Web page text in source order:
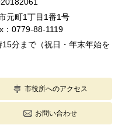
元町1丁目1番1号
0779-88-1119
分まで（祝日・年末年始を
市役所へのアクセス
お問い合わせ